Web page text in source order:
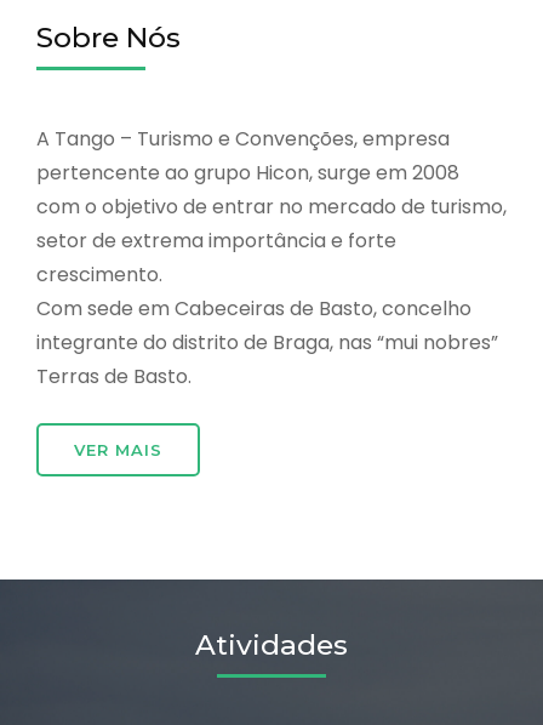
Sobre Nós
A Tango – Turismo e Convenções, empresa
pertencente ao grupo Hicon, surge em 2008
com o objetivo de entrar no mercado de turismo,
setor de extrema importância e forte
crescimento.
Com sede em Cabeceiras de Basto, concelho
integrante do distrito de Braga, nas “mui nobres”
Terras de Basto.
VER MAIS
Atividades